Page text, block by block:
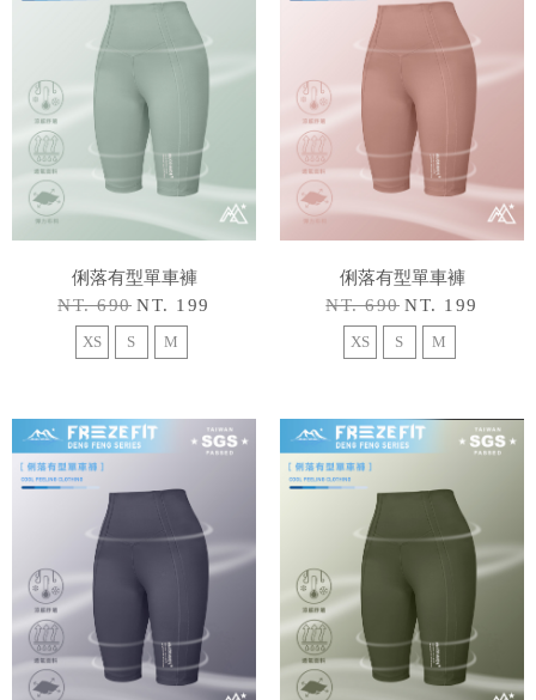
俐落有型單車褲
NT. 690 NT. 199
XS S M
俐落有型單車褲
NT. 690 NT. 199
XS S M